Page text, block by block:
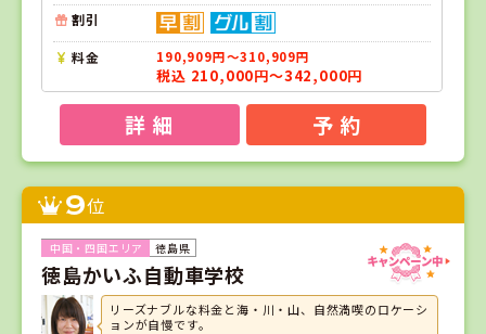
割引
料金 190,909円～310,909円
税込 210,000円～342,000円
詳 細 予 約
9位
徳島県
徳島かいふ自動車学校
リーズナブルな料金と海・川・山、自然満喫のロケーシ
ョンが自慢です。